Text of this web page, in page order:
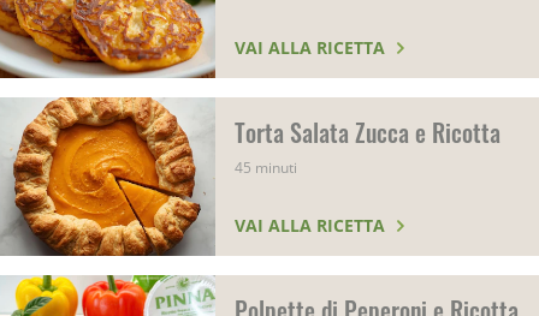
VAI ALLA RICETTA
Torta Salata Zucca e Ricotta
45 minuti
VAI ALLA RICETTA